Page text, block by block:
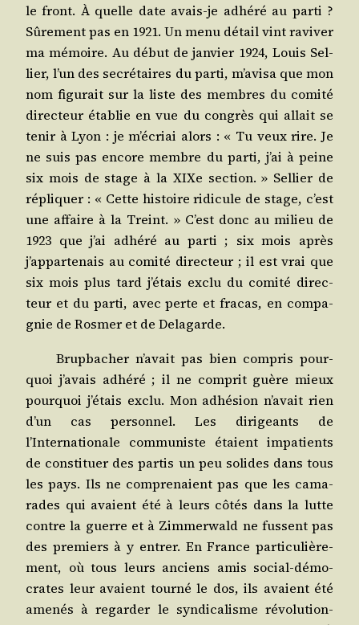
le front. À quelle date avais-je adhé­ré au par­ti ?
Sûre­ment pas en 1921. Un menu détail vint ravi­ver
ma mémoire. Au début de jan­vier 1924, Louis Sel­
lier, l’un des secré­taires du par­ti, m’avisa que mon
nom figu­rait sur la liste des membres du comi­té
direc­teur éta­blie en vue du congrès qui allait se
tenir à Lyon : je m’écriai alors : « Tu veux rire. Je
ne suis pas encore membre du par­ti, j’ai à peine
six mois de stage à la XIXe sec­tion. » Sel­lier de
répli­quer : « Cette his­toire ridi­cule de stage, c’est
une affaire à la Treint. » C’est donc au milieu de
1923 que j’ai adhé­ré au par­ti ; six mois après
j’appartenais au comi­té direc­teur ; il est vrai que
six mois plus tard j’étais exclu du comi­té direc­
teur et du par­ti, avec perte et fra­cas, en com­pa­
gnie de Ros­mer et de Delagarde.
Brup­ba­cher n’avait pas bien com­pris pour­
quoi j’avais adhé­ré ; il ne com­prit guère mieux
pour­quoi j’étais exclu. Mon adhé­sion n’avait rien
d’un cas per­son­nel. Les diri­geants de
l’Internationale com­mu­niste étaient impa­tients
de consti­tuer des par­tis un peu solides dans tous
les pays. Ils ne com­pre­naient pas que les cama­
rades qui avaient été à leurs côtés dans la lutte
contre la guerre et à Zim­mer­wald ne fussent pas
des pre­miers à y entrer. En France par­ti­cu­liè­re­
ment, où tous leurs anciens amis social-démo­
crates leur avaient tour­né le dos, ils avaient été
ame­nés à regar­der le syn­di­ca­lisme révo­lu­tion­